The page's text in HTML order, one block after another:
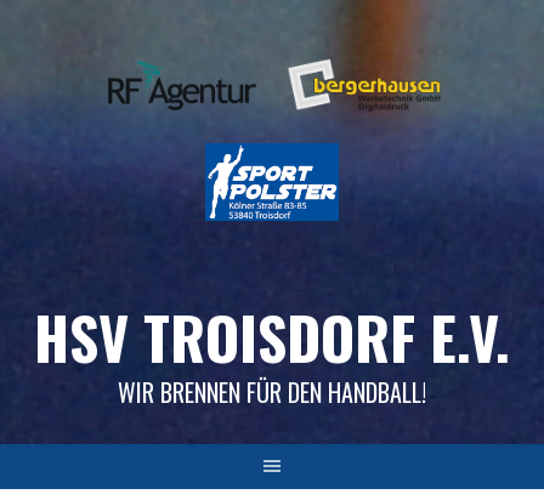
HSV TROISDORF E.V.
WIR BRENNEN FÜR DEN HANDBALL!